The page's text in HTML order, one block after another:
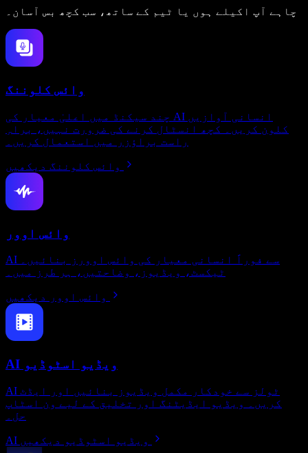
چاہے آپ اکیلے ہوں یا ٹیم کے ساتھ، سب کچھ بس آسان۔
وائس کلوننگ
چند سیکنڈ میں اعلیٰ معیار کی AI انسانی آوازیں
کلون کریں۔ کچھ انسٹال کرنے کی ضرورت نہیں، براہِ
راست براؤزر میں استعمال کریں۔
وائس کلوننگ دیکھیں
وائس اوور
AI سے فوراً انسانی معیار کی وائس اوورز بنائیں۔
ٹیکسٹ، ویڈیوز، وضاحتیں، ہر طرز میں۔
وائس اوور دیکھیں
AI ویڈیو اسٹوڈیو
AI ٹولز سے خودکار مکمل ویڈیوز بنائیں اور ایڈٹ
کریں۔ ویڈیو ایڈیٹنگ اور تخلیق کے لیے ون اسٹاپ
حل۔
AI ویڈیو اسٹوڈیو دیکھیں